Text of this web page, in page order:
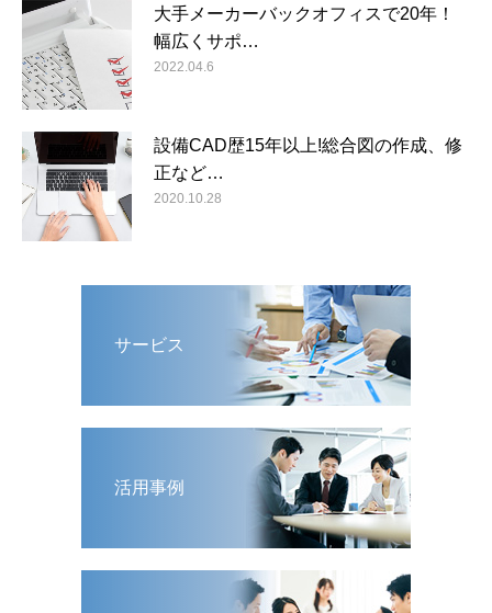
大手メーカーバックオフィスで20年！
幅広くサポ…
2022.04.6
設備CAD歴15年以上!総合図の作成、修
正など…
2020.10.28
サービス
活用事例